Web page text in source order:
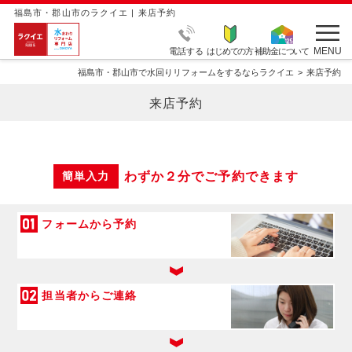
福島市・郡山市のラクイエ | 来店予約
電話する はじめての方補助金について MENU
福島市・郡山市で水回りリフォームをするならラクイエ 来店予約
来店予約
簡単入力 わずか２分でご予約できます
フォームから予約
担当者からご連絡